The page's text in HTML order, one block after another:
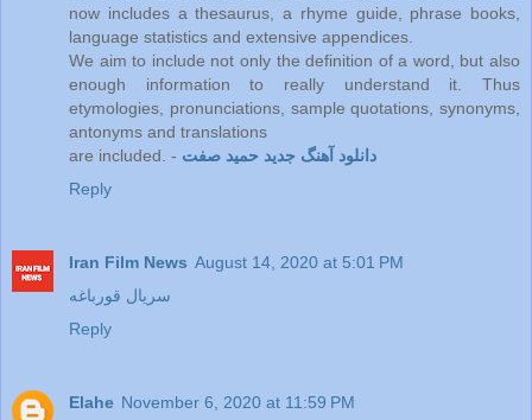
now includes a thesaurus, a rhyme guide, phrase books,
language statistics and extensive appendices.
We aim to include not only the definition of a word, but also
enough information to really understand it. Thus
etymologies, pronunciations, sample quotations, synonyms,
antonyms and translations
are included. - دانلود آهنگ جدید حمید صفت
Reply
Iran Film News August 14, 2020 at 5:01 PM
سریال قورباغه
Reply
Elahe November 6, 2020 at 11:59 PM